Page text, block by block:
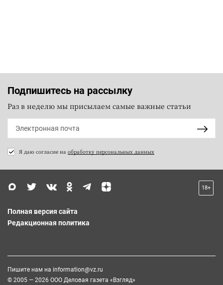
Подпишитесь на рассылку
Раз в неделю мы присылаем самые важные статьи
Я даю согласие на обработку персональных данных
18+
Полная версия сайта
Редакционная политика
Пишите нам на information@vz.ru
© 2005 — 2026 ООО Деловая газета «Взгляд»